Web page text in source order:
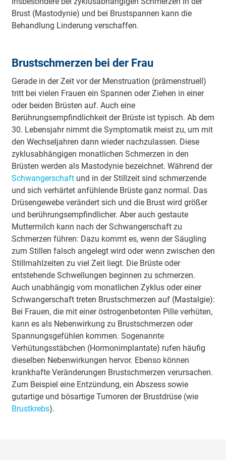
Brust (Mastodynie) und bei Brustspannen kann die
Behandlung Linderung verschaffen.
Brustschmerzen bei der Frau
Gerade in der Zeit vor der Menstruation (prämenstruell)
tritt bei vielen Frauen ein Spannen oder Ziehen in einer
oder beiden Brüsten auf. Auch eine
Berührungsempfindlichkeit der Brüste ist typisch. Ab dem
30. Lebensjahr nimmt die Symptomatik meist zu, um mit
den Wechseljahren dann wieder nachzulassen. Diese
zyklusabhängigen monatlichen Schmerzen in den
Brüsten werden als Mastodynie bezeichnet. Während der
Schwangerschaft und in der Stillzeit sind schmerzende
und sich verhärtet anfühlende Brüste ganz normal. Das
Drüsengewebe verändert sich und die Brust wird größer
und berührungsempfindlicher. Aber auch gestaute
Muttermilch kann nach der Schwangerschaft zu
Schmerzen führen: Dazu kommt es, wenn der Säugling
zum Stillen falsch angelegt wird oder wenn zwischen den
Stillmahlzeiten zu viel Zeit liegt. Die Brüste oder
entstehende Schwellungen beginnen zu schmerzen.
Auch unabhängig vom monatlichen Zyklus oder einer
Schwangerschaft treten Brustschmerzen auf (Mastalgie):
Bei Frauen, die mit einer östrogenbetonten Pille verhüten,
kann es als Nebenwirkung zu Brustschmerzen oder
Spannungsgefühlen kommen. Sogenannte
Verhütungsstäbchen (Hormonimplantate) rufen häufig
dieselben Nebenwirkungen hervor. Ebenso können
krankhafte Veränderungen Brustschmerzen verursachen.
Zum Beispiel eine Entzündung, ein Abszess sowie
gutartige und bösartige Tumoren der Brustdrüse (wie
Brustkrebs).